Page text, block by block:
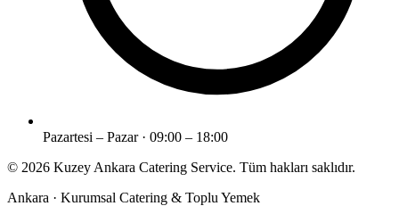
Pazartesi – Pazar · 09:00 – 18:00
© 2026 Kuzey Ankara Catering Service. Tüm hakları saklıdır.
Ankara · Kurumsal Catering & Toplu Yemek